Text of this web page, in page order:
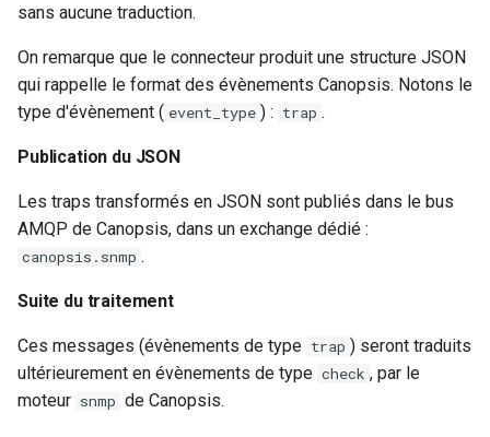
sans aucune traduction.
On remarque que le connecteur produit une structure JSON
qui rappelle le format des évènements Canopsis. Notons le
type d'évènement ( event_type ) : trap .
Publication du JSON
Les traps transformés en JSON sont publiés dans le bus
AMQP de Canopsis, dans un exchange dédié :
canopsis.snmp .
Suite du traitement
Ces messages (évènements de type trap ) seront traduits
ultérieurement en évènements de type check , par le
moteur snmp de Canopsis.